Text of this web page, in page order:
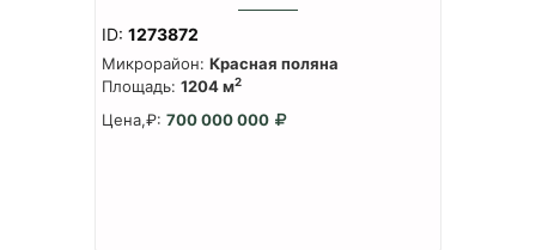
ID: 1273872
Микрорайон: Красная поляна
Площадь: 1204 м2
Цена,₽: 700 000 000